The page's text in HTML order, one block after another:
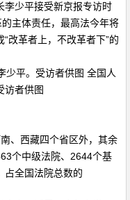
少平接受新京报专访时
主体责任，最高法今年将
改革者上，不改革者下”的
全国人
访者供图
、西藏四个省区外，其余
个中级法院、2644个基
占全国法院总数的